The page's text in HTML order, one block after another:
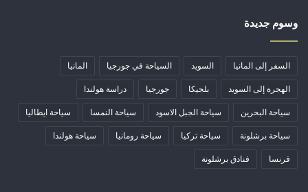
وسوم جديدة
السفر إلى المانيا السويد السياحة في جورجيا المانيا
الهجرة إلى السويد بلجيكا جورجيا دراسة هولندا
سياحة البحرين سياحة الجبل الاسود سياحة النمسا سياحة ايطاليا
سياحة برشلونة سياحة تركيا سياحة رومانيا سياحة هولندا
فرنسا فنادق برشلونة